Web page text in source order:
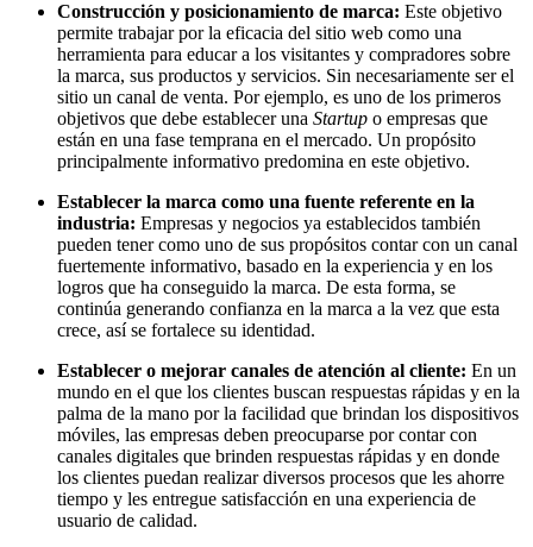
Construcción y posicionamiento de marca: Este objetivo
permite trabajar por la eficacia del sitio web como una
herramienta para educar a los visitantes y compradores sobre
la marca, sus productos y servicios. Sin necesariamente ser el
sitio un canal de venta. Por ejemplo, es uno de los primeros
objetivos que debe establecer una Startup o empresas que
están en una fase temprana en el mercado. Un propósito
principalmente informativo predomina en este objetivo.
Establecer la marca como una fuente referente en la
industria: Empresas y negocios ya establecidos también
pueden tener como uno de sus propósitos contar con un canal
fuertemente informativo, basado en la experiencia y en los
logros que ha conseguido la marca. De esta forma, se
continúa generando confianza en la marca a la vez que esta
crece, así se fortalece su identidad.
Establecer o mejorar canales de atención al cliente: En un
mundo en el que los clientes buscan respuestas rápidas y en la
palma de la mano por la facilidad que brindan los dispositivos
móviles, las empresas deben preocuparse por contar con
canales digitales que brinden respuestas rápidas y en donde
los clientes puedan realizar diversos procesos que les ahorre
tiempo y les entregue satisfacción en una experiencia de
usuario de calidad.